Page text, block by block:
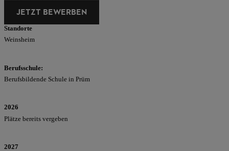
JETZT BEWERBEN
Standorte
Weinsheim
Berufsschule:
Berufsbildende Schule in Prüm
2026
Plätze bereits vergeben
2027